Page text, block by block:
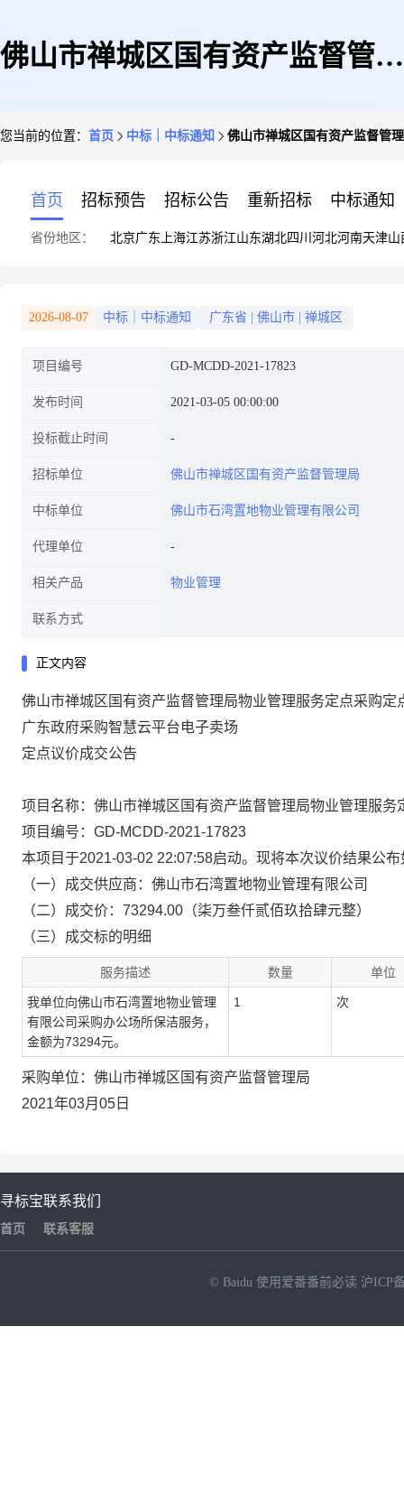
佛山市禅城区国有资产监督管理
您当前的位置： 首页 中标｜中标通知 佛山市禅城区国有资产监督管
首页 招标预告 招标公告 重新招标 中标通知
省份地区： 北京广东 上海江苏浙江山东湖北四川 河北河南天津山
2026-08-07 中标｜中标通知 广东省 佛山市 禅城区
项目编号 GD-MCDD-2021-17823
发布时间 2021-03-05 00:00:00
投标截止时间
招标单位 佛山市禅城区国有资产监督管理局
中标单位 佛山市石湾置地物业管理有限公司
代理单位
相关产品 物业管理
联系方式
正文内容
佛山市禅城区国有资产监督管理局物业管理服务定点采购定
广东政府采购智慧云平台电子卖场
定点议价成交公告
项目名称：佛山市禅城区国有资产监督管理局物业管理服务
项目编号：GD-MCDD-2021-17823
本项目于2021-03-02 22:07:58启动。现将本次议价结果公布
（一）成交供应商：佛山市石湾置地物业管理有限公司
（二）成交价：73294.00（柒万叁仟贰佰玖拾肆元整）
（三）成交标的明细
服务描述 数量 单位
我单位向佛山市石湾置地物业管理
有限公司采购办公场所保洁服务，
金额为73294元。
1 次
采购单位：佛山市禅城区国有资产监督管理局
2021年03月05日
寻标宝
首页
联系我们
联系客服
© Baidu 使用爱番番前必读 沪ICP